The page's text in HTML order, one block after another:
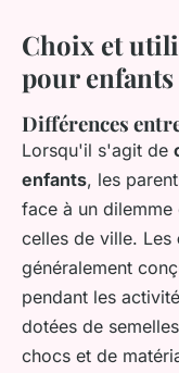
Choix et
pour enfants
Différences
Lorsqu'il s'agit de
enfants, les
face à un dilemme
celles de ville. Les
généralement
pendant les
dotées de
chocs et de